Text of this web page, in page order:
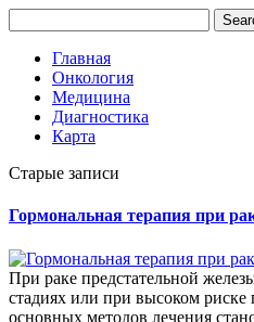
Главная
Онкология
Медицина
Диагностика
Карта
Старые записи
Гормональная терапия при
При раке предстательной
стадиях или при высоком риске
основных методов лечения